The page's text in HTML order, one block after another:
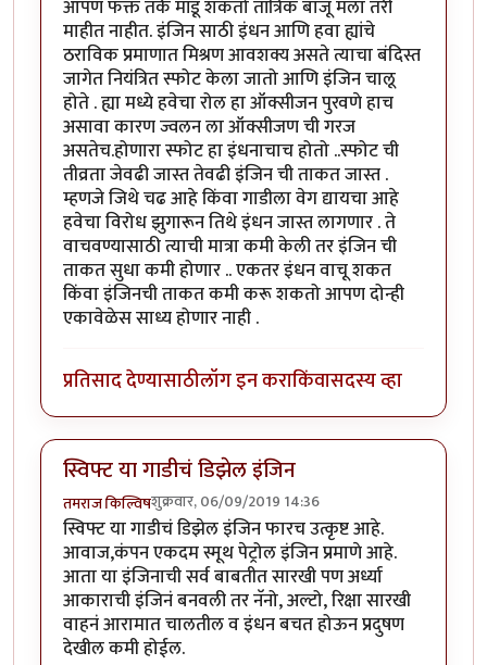
आपण फक्त तर्क मांडू शकतो तांत्रिक बाजू मला तरी
माहीत नाहीत. इंजिन साठी इंधन आणि हवा ह्यांचे
ठराविक प्रमाणात मिश्रण आवशक्य असते त्याचा बंदिस्त
जागेत नियंत्रित स्फोट केला जातो आणि इंजिन चालू
होते . ह्या मध्ये हवेचा रोल हा ऑक्सीजन पुरवणे हाच
असावा कारण ज्वलन ला ऑक्सीजण ची गरज
असतेच.होणारा स्फोट हा इंधनाचाच होतो ..स्फोट ची
तीव्रता जेवढी जास्त तेवढी इंजिन ची ताकत जास्त .
म्हणजे जिथे चढ आहे किंवा गाडीला वेग द्यायचा आहे
हवेचा विरोध झुगारून तिथे इंधन जास्त लागणार . ते
वाचवण्यासाठी त्याची मात्रा कमी केली तर इंजिन ची
ताकत सुधा कमी होणार .. एकतर इंधन वाचू शकत
किंवा इंजिनची ताकत कमी करू शकतो आपण दोन्ही
एकावेळेस साध्य होणार नाही .
प्रतिसाद देण्यासाठीलॉग इन कराकिंवासदस्य व्हा
स्विफ्ट या गाडीचं डिझेल इंजिन
तमराज किल्विषशुक्रवार, 06/09/2019 14:36
स्विफ्ट या गाडीचं डिझेल इंजिन फारच उत्कृष्ट आहे.
आवाज,कंपन एकदम स्मूथ पेट्रोल इंजिन प्रमाणे आहे.
आता या इंजिनाची सर्व बाबतीत सारखी पण अर्ध्या
आकाराची इंजिनं बनवली तर नॅनो, अल्टो, रिक्षा सारखी
वाहनं आरामात चालतील व इंधन बचत होऊन प्रदुषण
देखील कमी होईल.